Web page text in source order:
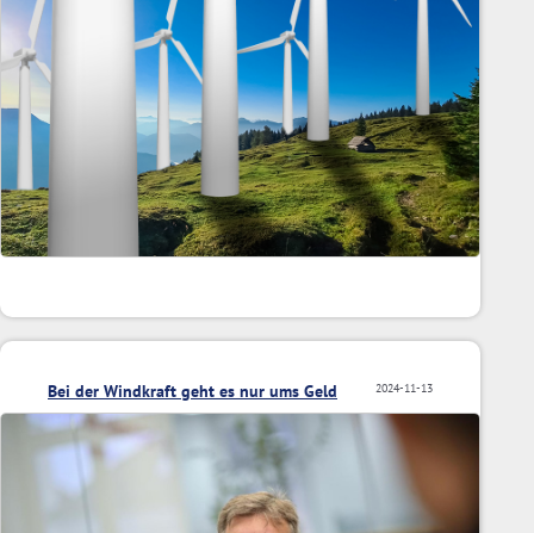
2024-11-13
Bei der Windkraft geht es nur ums Geld